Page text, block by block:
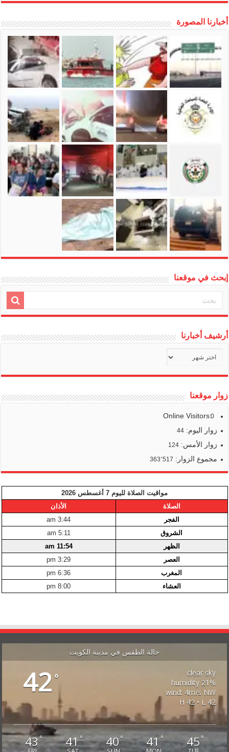
أخبارنا المصورة
إبحث في موقعنا
أرشيف أخبارنا
أخبارنا
زوار موقعنا
Online Visitors:
0
زوار اليوم:44
زوار الأمس:124
مجموع الزوار: 363٬517
مواقيت الصلاة لليوم 7 أغسطس 2026
الصلاة
الأذان
الفجر
3:44 am
الشروق
5:11 am
الظهر
11:54 am
العصر
3:29 pm
المغرب
6:36 pm
العشاء
8:00 pm
حالة الطقس في مدينة الكويت
42°
clear sky
21% humidity
wind: 4m/s NW
H 42 • L 42
43° 41° 40° 41° 45°